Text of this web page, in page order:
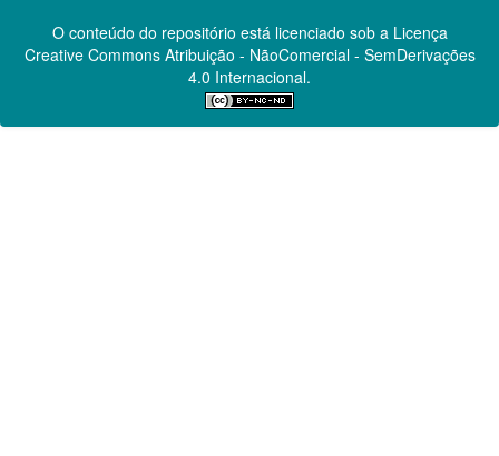
O conteúdo do repositório está licenciado sob a Licença
Creative CommonsAtribuição - NãoComercial - SemDerivações
4.0 Internacional.